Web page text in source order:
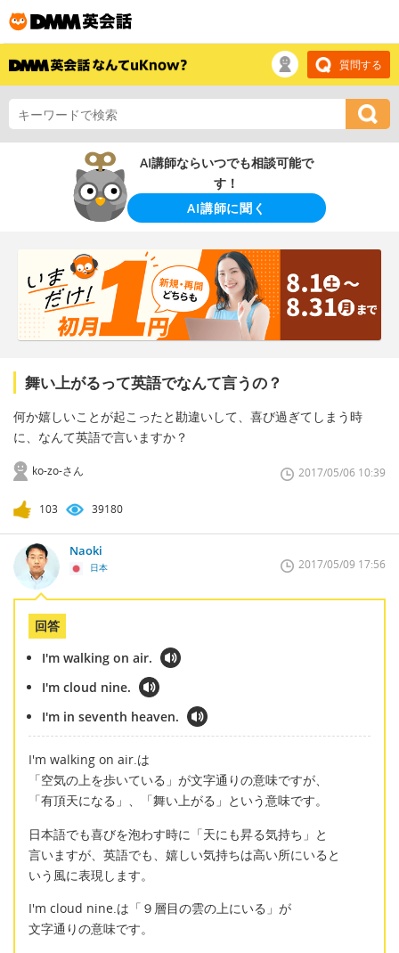
質問する
AI講師ならいつでも相談可能で
す！
AI講師に聞く
舞い上がるって英語でなんて言うの？
何か嬉しいことが起こったと勘違いして、喜び過ぎてしまう時
に、なんて英語で言いますか？
ko-zo-さん 2017/05/06 10:39
103 39180
Naoki
日本 2017/05/09 17:56
回答
I'm walking on air.
I'm cloud nine.
I'm in seventh heaven.
I'm walking on air.は
「空気の上を歩いている」が文字通りの意味ですが、
「有頂天になる」、「舞い上がる」という意味です。
日本語でも喜びを泡わす時に「天にも昇る気持ち」と
言いますが、英語でも、嬉しい気持ちは高い所にいると
いう風に表現します。
I'm cloud nine.は「９層目の雲の上にいる」が
文字通りの意味です。